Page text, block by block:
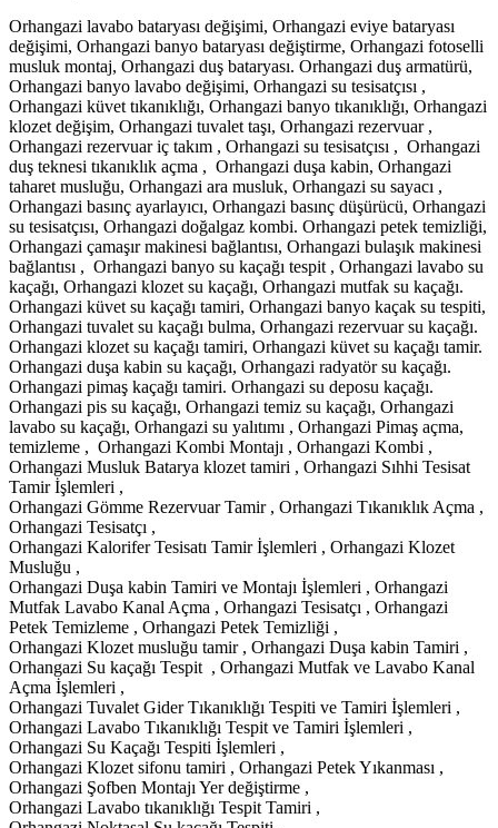
Orhangazi lavabo bataryası değişimi, Orhangazi eviye bataryası
değişimi, Orhangazi banyo bataryası değiştirme, Orhangazi fotoselli
musluk montaj, Orhangazi duş bataryası. Orhangazi duş armatürü,
Orhangazi banyo lavabo değişimi, Orhangazi su tesisatçısı ,
Orhangazi küvet tıkanıklığı, Orhangazi banyo tıkanıklığı, Orhangazi
klozet değişim, Orhangazi tuvalet taşı, Orhangazi rezervuar ,
Orhangazi rezervuar iç takım , Orhangazi su tesisatçısı , Orhangazi
duş teknesi tıkanıklık açma , Orhangazi duşa kabin, Orhangazi
taharet musluğu, Orhangazi ara musluk, Orhangazi su sayacı ,
Orhangazi basınç ayarlayıcı, Orhangazi basınç düşürücü, Orhangazi
su tesisatçısı, Orhangazi doğalgaz kombi. Orhangazi petek temizliği,
Orhangazi çamaşır makinesi bağlantısı, Orhangazi bulaşık makinesi
bağlantısı , Orhangazi banyo su kaçağı tespit , Orhangazi lavabo su
kaçağı, Orhangazi klozet su kaçağı, Orhangazi mutfak su kaçağı.
Orhangazi küvet su kaçağı tamiri, Orhangazi banyo kaçak su tespiti,
Orhangazi tuvalet su kaçağı bulma, Orhangazi rezervuar su kaçağı.
Orhangazi klozet su kaçağı tamiri, Orhangazi küvet su kaçağı tamir.
Orhangazi duşa kabin su kaçağı, Orhangazi radyatör su kaçağı.
Orhangazi pimaş kaçağı tamiri. Orhangazi su deposu kaçağı.
Orhangazi pis su kaçağı, Orhangazi temiz su kaçağı, Orhangazi
lavabo su kaçağı, Orhangazi su yalıtımı , Orhangazi Pimaş açma,
temizleme , Orhangazi Kombi Montajı , Orhangazi Kombi ,
Orhangazi Musluk Batarya klozet tamiri , Orhangazi Sıhhi Tesisat
Tamir İşlemleri ,
Orhangazi Gömme Rezervuar Tamir , Orhangazi Tıkanıklık Açma ,
Orhangazi Tesisatçı ,
Orhangazi Kalorifer Tesisatı Tamir İşlemleri , Orhangazi Klozet
Musluğu ,
Orhangazi Duşa kabin Tamiri ve Montajı İşlemleri , Orhangazi
Mutfak Lavabo Kanal Açma , Orhangazi Tesisatçı , Orhangazi
Petek Temizleme , Orhangazi Petek Temizliği ,
Orhangazi Klozet musluğu tamir , Orhangazi Duşa kabin Tamiri ,
Orhangazi Su kaçağı Tespit , Orhangazi Mutfak ve Lavabo Kanal
Açma İşlemleri ,
Orhangazi Tuvalet Gider Tıkanıklığı Tespiti ve Tamiri İşlemleri ,
Orhangazi Lavabo Tıkanıklığı Tespit ve Tamiri İşlemleri ,
Orhangazi Su Kaçağı Tespiti İşlemleri ,
Orhangazi Klozet sifonu tamiri , Orhangazi Petek Yıkanması ,
Orhangazi Şofben Montajı Yer değiştirme ,
Orhangazi Lavabo tıkanıklığı Tespit Tamiri ,